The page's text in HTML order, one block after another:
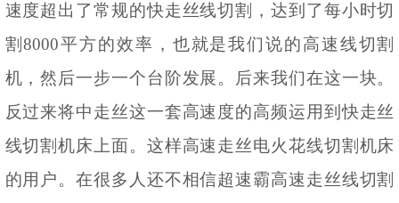
速度超出了常规的快走丝线切割，达到了每小时切
割8000平方的效率，也就是我们说的高速线切割
机，然后一步一个台阶发展。后来我们在这一块。
反过来将中走丝这一套高速度的高频运用到快走丝
线切割机床上面。这样高速走丝电火花线切割机床
的用户。在很多人还不相信超速霸高速走丝线切割